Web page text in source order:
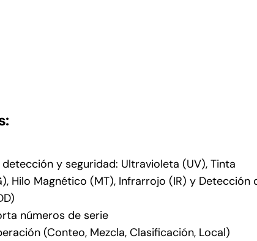
y seguridad: Ultravioleta (UV), Tinta
Hilo Magnético (MT), Infrarrojo (IR) y Detección
números de serie
(Conteo, Mezcla, Clasificación, Local)